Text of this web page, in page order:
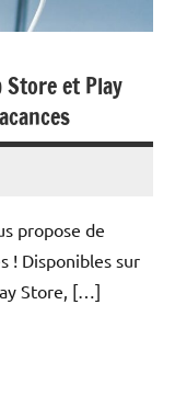
et Play
propose de
! Disponibles sur
Store, […]